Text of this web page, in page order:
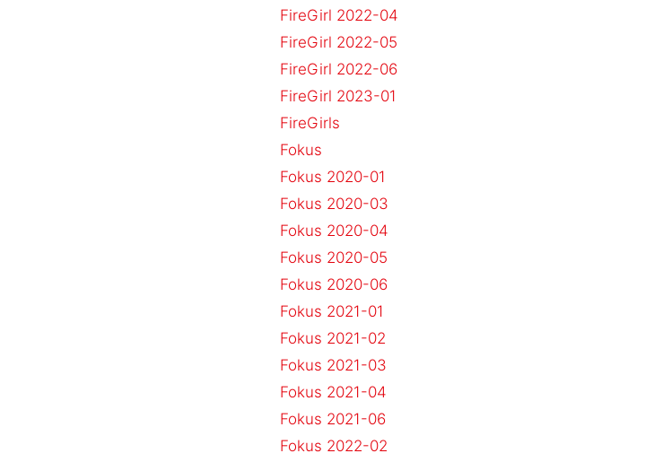
FireGirl 2022-04
FireGirl 2022-05
FireGirl 2022-06
FireGirl 2023-01
FireGirls
Fokus
Fokus 2020-01
Fokus 2020-03
Fokus 2020-04
Fokus 2020-05
Fokus 2020-06
Fokus 2021-01
Fokus 2021-02
Fokus 2021-03
Fokus 2021-04
Fokus 2021-06
Fokus 2022-02